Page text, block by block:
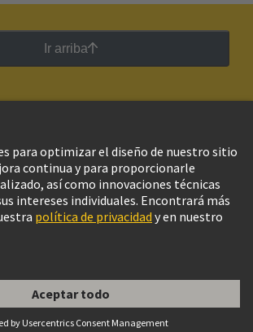
Ir arriba
Español
HARTING